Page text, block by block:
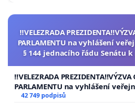
‼️VELEZRADA
PARLAMENTU na vyhlášení
§ 144 jednacího řádu Senátu
republiky
‼️VELEZRADA PREZIDENTA‼️VÝZVA
PARLAMENTU na vyhlášení
144 jednacího řádu Senátu k
42 749 podpisů